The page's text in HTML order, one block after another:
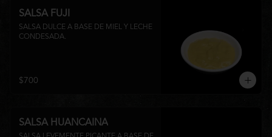
SALSA FUJI
SALSA DULCE A BASE DE MIEL Y LECHE
CONDESADA.
$700
SALSA HUANCAINA